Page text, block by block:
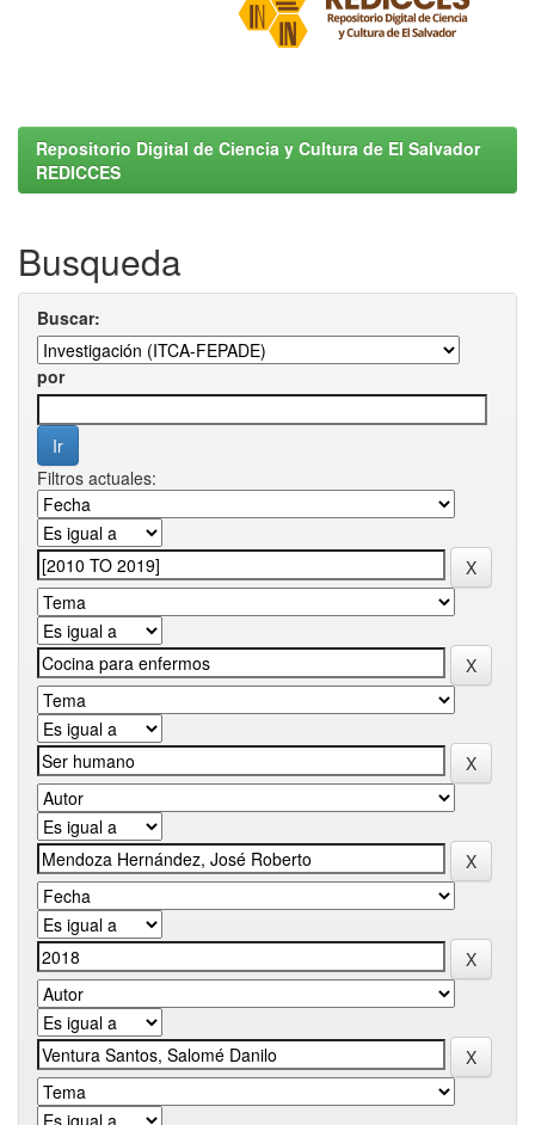
Repositorio Digital de Ciencia y Cultura de El Salvador
REDICCES
Busqueda
Buscar:
por
Filtros actuales: